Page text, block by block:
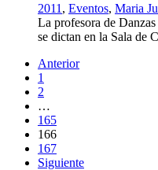
2011 , Eventos, Maria
La profesora de
se dictan en la Sala de
Anterior
1
2
…
165
166
167
Siguiente